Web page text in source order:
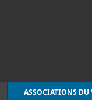
ASSOCIATIONS DU